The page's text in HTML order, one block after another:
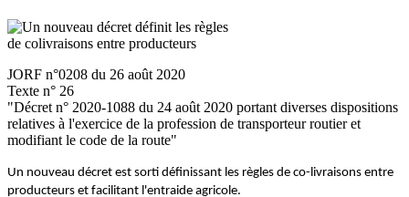
JORF n°0208 du 26 août 2020
Texte n° 26
"Décret n° 2020-1088 du 24 août 2020 portant diverses dispositions
relatives à l'exercice de la profession de transporteur routier et
modifiant le code de la route"
Un nouveau décret est sorti définissant les règles de co-livraisons entre
producteurs et facilitant l'entraide agricole.